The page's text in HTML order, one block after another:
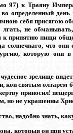
97) к Траяну
определенный день
себя присягою
не
к принятию пищи
солнечнаго, что
которую они
зрелище
кои святым олтарем
приносил!
но не украшенны
надобно знать,
которыя он при